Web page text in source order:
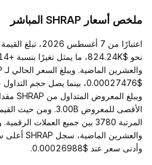
ملخص أسعار SHRAP المباشر
المرتبة 3780 بين جميع العملات
وأدنى سعر عند $0.00026988.